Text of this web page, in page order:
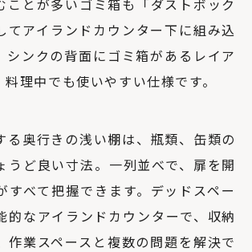
てアイランドカウンター下に組み込
シンクの背面にゴミ箱があるレイア
理中でも使いやすい仕様です。
る奥行きの浅い棚は、瓶類、缶類の
うど良い寸法。一列並べで、扉を開
すべて把握できます。デッドスペー
的なアイランドカウンターで、収納
作業スペースと複数の問題を解決で